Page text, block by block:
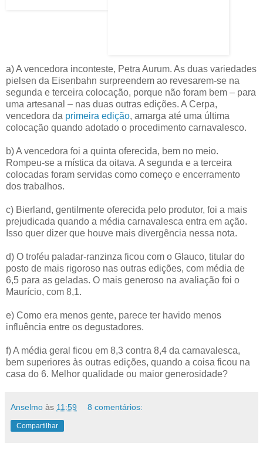
a) A vencedora inconteste, Petra Aurum. As duas variedades
pielsen da Eisenbahn surpreendem ao revesarem-se na
segunda e terceira colocação, porque não foram bem – para
uma artesanal – nas duas outras edições. A Cerpa,
vencedora da primeira edição, amarga até uma última
colocação quando adotado o procedimento carnavalesco.
b) A vencedora foi a quinta oferecida, bem no meio.
Rompeu-se a mística da oitava. A segunda e a terceira
colocadas foram servidas como começo e encerramento
dos trabalhos.
c) Bierland, gentilmente oferecida pelo produtor, foi a mais
prejudicada quando a média carnavalesca entra em ação.
Isso quer dizer que houve mais divergência nessa nota.
d) O troféu paladar-ranzinza ficou com o Glauco, titular do
posto de mais rigoroso nas outras edições, com média de
6,5 para as geladas. O mais generoso na avaliação foi o
Maurício, com 8,1.
e) Como era menos gente, parece ter havido menos
influência entre os degustadores.
f) A média geral ficou em 8,3 contra 8,4 da carnavalesca,
bem superiores às outras edições, quando a coisa ficou na
casa do 6. Melhor qualidade ou maior generosidade?
Anselmo às 11:59 8 comentários:
Compartilhar